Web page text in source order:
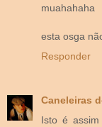
muahahaha
esta osga
Responder
Caneleiras
Isto é